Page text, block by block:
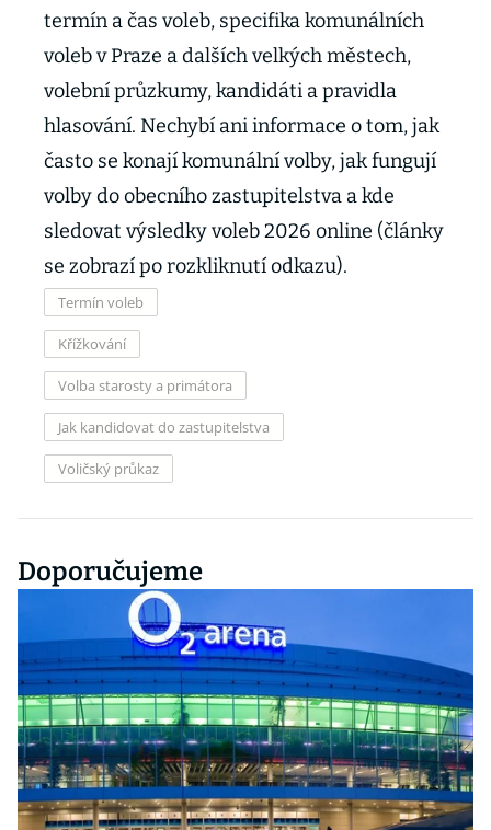
termín a čas voleb, specifika komunálních
voleb v Praze a dalších velkých městech,
volební průzkumy, kandidáti a pravidla
hlasování. Nechybí ani informace o tom, jak
často se konají komunální volby, jak fungují
volby do obecního zastupitelstva a kde
sledovat výsledky voleb 2026 online (články
se zobrazí po rozkliknutí odkazu).
Termín voleb
Křížkování
Volba starosty a primátora
Jak kandidovat do zastupitelstva
Voličský průkaz
Doporučujeme